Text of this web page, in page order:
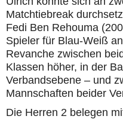
Matchtiebreak
Fedi Ben Rehouma
Spieler für Blau-Weiß
Revanche zwischen
Klassen höher, in der
Verbandsebene – und
Mannschaften beider
Die Herren 2 belegen